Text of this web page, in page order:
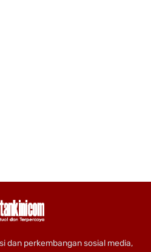
dan perkembangan sosial media,